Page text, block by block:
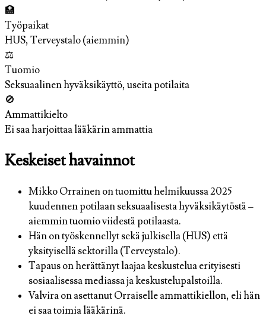
🏥
Työpaikat
HUS, Terveystalo (aiemmin)
⚖️
Tuomio
Seksuaalinen hyväksikäyttö, useita potilaita
🚫
Ammattikielto
Ei saa harjoittaa lääkärin ammattia
Keskeiset havainnot
Mikko Orrainen on tuomittu helmikuussa 2025
kuudennen potilaan seksuaalisesta hyväksikäytöstä –
aiemmin tuomio viidestä potilaasta.
Hän on työskennellyt sekä julkisella (HUS) että
yksityisellä sektorilla (Terveystalo).
Tapaus on herättänyt laajaa keskustelua erityisesti
sosiaalisessa mediassa ja keskustelupalstoilla.
Valvira on asettanut Orraiselle ammattikiellon, eli hän
ei saa toimia lääkärinä.